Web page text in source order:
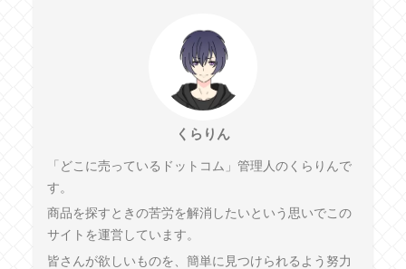
くらりん
「どこに売っているドットコム」管理人のくらりんで
す。
商品を探すときの苦労を解消したいという思いでこの
サイトを運営しています。
皆さんが欲しいものを、簡単に見つけられるよう努力